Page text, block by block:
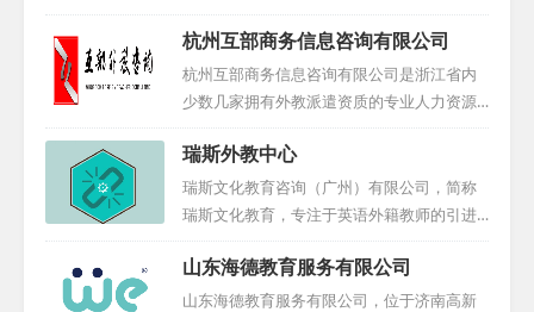
团队等多重职责。凭借其在人力资源领域的
卓越表现，公司于2016年荣获中国互联网人
才招聘行业优秀示范企业称号，同时积极与
学校展开合作，为行业输送优秀人才。...
杭州互部商务信息咨询有限公司
杭州互部商务信息咨询有限公司是浙江省内
少数几家拥有外教派遣资质的专业人力资源
机构，核心业务涵盖外教推荐、代招、派遣
及签证代理。目前，我们的服务已遍布全
国，并延伸至海外，如加拿大、英国和南非
等地均设有办事处。...
瑞斯外教中心
瑞斯文化教育咨询（广州）有限公司，简称
瑞斯文化教育，专注于英语外籍教师的引进
与人才输送。我们秉持高标准、高要求的原
则，精心选拔专业外教，致力于为中小学、
幼儿园、早教机构及培训中心等提供优质服
山东海德教育服务有限公司
山东海德教育服务有限公司，位于济南高新